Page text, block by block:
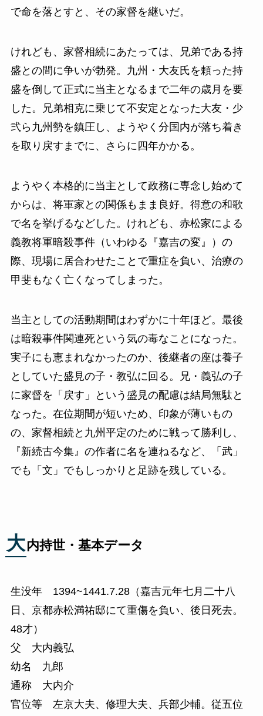
で命を落とすと、その家督を継いだ。
けれども、家督相続にあたっては、兄弟である持
盛との間に争いが勃発。九州・大友氏を頼った持
盛を倒して正式に当主となるまで二年の歳月を要
した。兄弟相克に乗じて不安定となった大友・少
弐ら九州勢を鎮圧し、ようやく分国内が落ち着き
を取り戻すまでに、さらに四年かかる。
ようやく本格的に当主として政務に専念し始めて
からは、将軍家との関係もまま良好。得意の和歌
で名を挙げるなどした。けれども、赤松家による
義教将軍暗殺事件（いわゆる『嘉吉の変』）の
際、現場に居合わせたことで重症を負い、治療の
甲斐もなく亡くなってしまった。
当主としての活動期間はわずかに十年ほど。最後
は暗殺事件関連死という気の毒なことになった。
実子にも恵まれなかったのか、後継者の座は養子
としていた盛見の子・教弘に回る。兄・義弘の子
に家督を「戻す」という盛見の配慮は結局無駄と
なった。在位期間が短いため、印象が薄いもの
の、家督相続と九州平定のために戦って勝利し、
『新続古今集』の作者に名を連ねるなど、「武」
でも「文」でもしっかりと足跡を残している。
大内持世・基本データ
生没年 1394~1441.7.28（嘉吉元年七月二十八
日、京都赤松満祐邸にて重傷を負い、後日死去。
48才）
父 大内義弘
幼名 九郎
通称 大内介
官位等 左京大夫、修理大夫、兵部少輔。従五位